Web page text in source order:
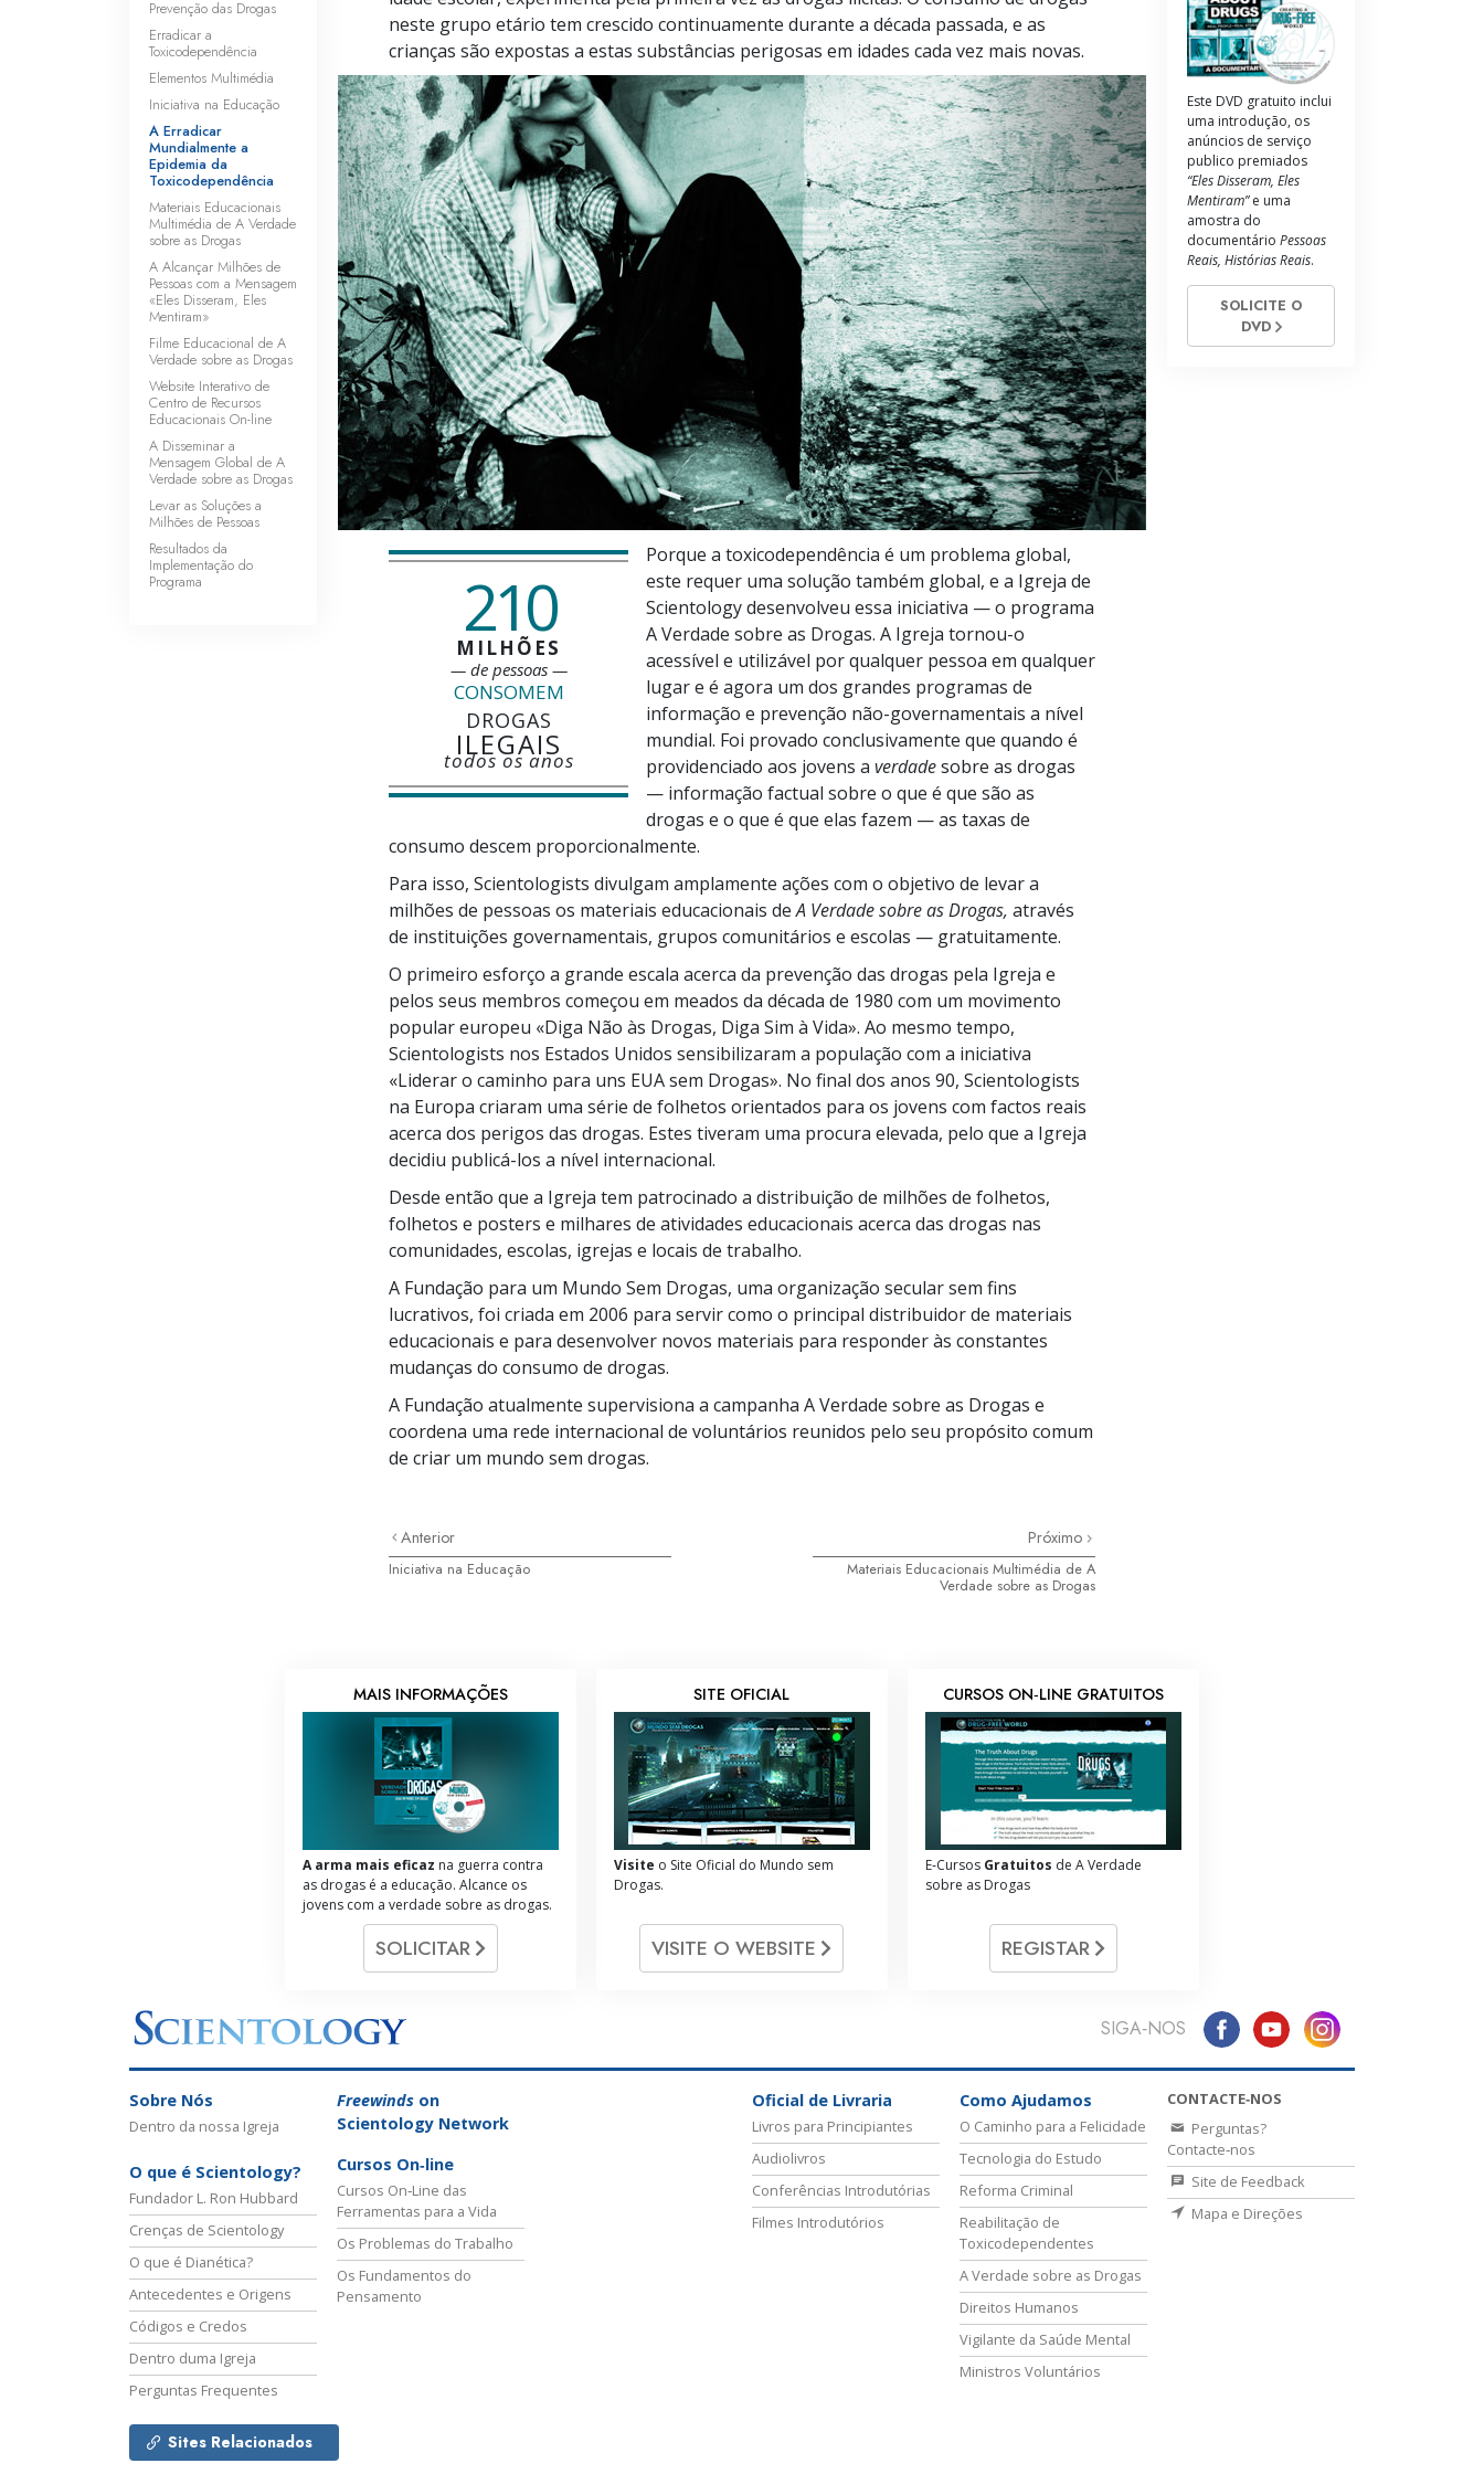
Amor e Ódio –
O que é a Grandeza?
Ministros Voluntários de Scientology
neste grupo etário tem crescido continuamente durante a década passada, e as
crianças são expostas a estas substâncias perigosas em idades cada vez mais novas.
210
MILHÕES
— de pessoas —
CONSOMEM
DROGAS
ILEGAIS
todos os anos
Porque a toxicodependência é um problema global,
este requer uma solução também global, e a Igreja de
Scientology desenvolveu essa iniciativa — o programa
A Verdade sobre as Drogas. A Igreja tornou-o
acessível e utilizável por qualquer pessoa em qualquer
lugar e é agora um dos grandes programas de
informação e prevenção não-governamentais a nível
mundial. Foi provado conclusivamente que quando é
providenciado aos jovens a verdadesobre as drogas
— informação factual sobre o que é que são as
drogas e o que é que elas fazem — as taxas de
consumo descem proporcionalmente.
Para isso, Scientologists divulgam amplamente ações com o objetivo de levar a
milhões de pessoas os materiais educacionais deA Verdade sobre as Drogas, através
de instituições governamentais, grupos comunitários e escolas — gratuitamente.
O primeiro esforço a grande escala acerca da prevenção das drogas pela Igreja e
pelos seus membros começou em meados da década de 1980 com um movimento
popular europeu «Diga Não às Drogas, Diga Sim à Vida». Ao mesmo tempo,
Scientologists nos Estados Unidos sensibilizaram a população com a iniciativa
«Liderar o caminho para uns EUA sem Drogas». No final dos anos 90, Scientologists
na Europa criaram uma série de folhetos orientados para os jovens com factos reais
acerca dos perigos das drogas. Estes tiveram uma procura elevada, pelo que a Igreja
decidiu publicá-los a nível internacional.
Desde então que a Igreja tem patrocinado a distribuição de milhões de folhetos,
folhetos e posters e milhares de atividades educacionais acerca das drogas nas
comunidades, escolas, igrejas e locais de trabalho.
A Fundação para um Mundo Sem Drogas, uma organização secular sem fins
lucrativos, foi criada em 2006 para servir como o principal distribuidor de materiais
educacionais e para desenvolver novos materiais para responder às constantes
mudanças do consumo de drogas.
A Fundação atualmente supervisiona a campanha A Verdade sobre as Drogas e
coordena uma rede internacional de voluntários reunidos pelo seu propósito comum
de criar um mundo sem drogas.
Anterior
Iniciativa na Educação
Próximo
Materiais Educacionais Multimédia de A
Verdade sobre as Drogas
Prevenção das Drogas
Erradicar a
Toxicodependência
Elementos Multimédia
Iniciativa na Educação
A Erradicar
Mundialmente a
Epidemia da
Toxicodependência
Materiais Educacionais
Multimédia de A Verdade
sobre as Drogas
A Alcançar Milhões de
Pessoas com a Mensagem
«Eles Disseram, Eles
Mentiram»
Filme Educacional de A
Verdade sobre as Drogas
Website Interativo de
Centro de Recursos
Educacionais On-line
A Disseminar a
Mensagem Global de A
Verdade sobre as Drogas
Levar as Soluções a
Milhões de Pessoas
Resultados da
Implementação do
Programa
Este DVD gratuito inclui
uma introdução, os
anúncios de serviço
publico premiados
“Eles Disseram, Eles
Mentiram”e uma
amostra do
documentário Pessoas
Reais, Histórias Reais.
SOLICITE O
DVD
MAIS INFORMAÇÕES
A arma mais eficaz na guerra contra
as drogas é a educação. Alcance os
jovens com a verdade sobre as drogas.
SOLICITAR
SITE OFICIAL
Visite o Site Oficial do Mundo sem
Drogas.
VISITE O WEBSITE
CURSOS ON‑LINE GRATUITOS
E‑Cursos Gratuitos de A Verdade
sobre as Drogas
REGISTAR
SIGA‑NOS
Sobre Nós
Dentro da nossa Igreja
O que é Scientology?
Fundador L. Ron Hubbard
Crenças de Scientology
O que é Dianética?
Antecedentes e Origens
Códigos e Credos
Dentro duma Igreja
Perguntas Frequentes
Freewinds on
Scientology Network
Cursos On‑line
Cursos On‑Line das
Ferramentas para a Vida
Os Problemas do Trabalho
Os Fundamentos do
Pensamento
Oficial de Livraria
Livros para Principiantes
Audiolivros
Conferências Introdutórias
Filmes Introdutórios
Como Ajudamos
O Caminho para a Felicidade
Tecnologia do Estudo
Reforma Criminal
Reabilitação de
Toxicodependentes
A Verdade sobre as Drogas
Direitos Humanos
Vigilante da Saúde Mental
Ministros Voluntários
CONTACTE‑NOS
Perguntas?
Contacte‑nos
Site de Feedback
Mapa e Direções
Sites Relacionados